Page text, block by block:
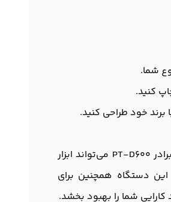
شما.
خود طراحی کنید.
این لیبل پرینتر برای انواع مشاغل و کسب‌وکارها مناسب است. چه در حوزه لجستیک، فروشگاه‌ها، بیمارستان‌ها یا دفترهای اداری، لیبل پرینتر برادر PT-D600 می‌تواند ابزار
دستگاه همچنین برای
شما را بهبود بخشد.